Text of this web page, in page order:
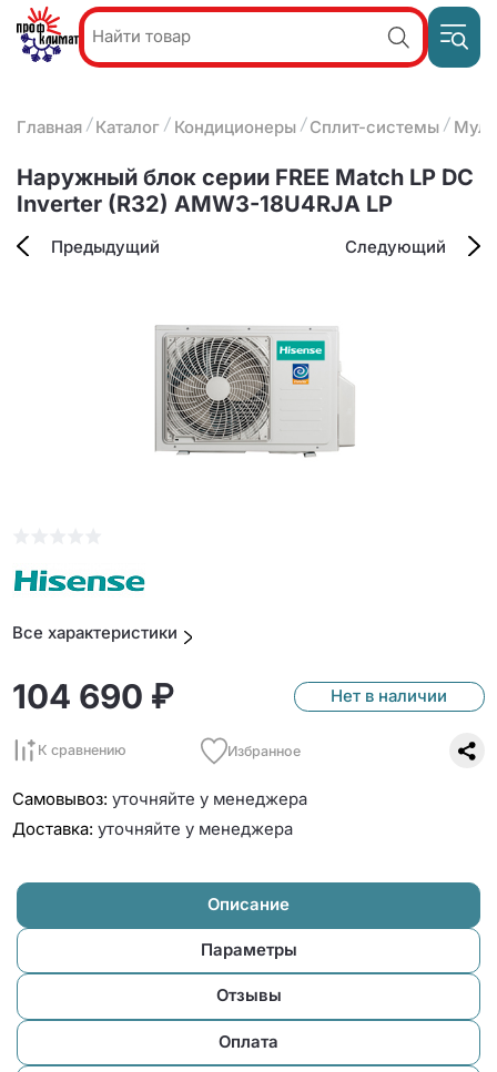
Акции и
О компании
Наши услуги
Оплата и доставка
8
25-
93-63
Главная Каталог Кондиционеры Сплит-системы
Наружный блок серии FREE Match LP DC
Inverter (R32) AMW3-18U4RJA LP
Предыдущий Следующий
Все характеристики
104 690 ₽ Нет в наличии
К сравнению Избранное
Самовывоз: уточняйте у менеджера
Доставка: уточняйте у менеджера
Описание
Параметры
Отзывы
Оплата